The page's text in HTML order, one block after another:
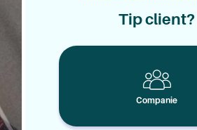
Tip client?
Companie